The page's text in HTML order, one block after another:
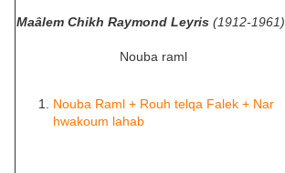
Maâlem Chikh Raymond Leyris (1912-1961)
Nouba raml
Nouba Raml + Rouh telqa Falek + Nar
hwakoum lahab